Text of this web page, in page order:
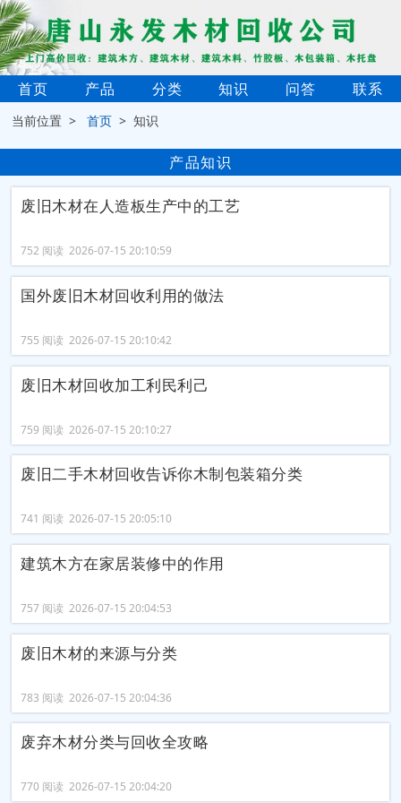
首页 产品 分类 知识 问答 联系
当前位置 >首页 > 知识
产品知识
废旧木材在人造板生产中的工艺
752 阅读 2026-07-15 20:10:59
国外废旧木材回收利用的做法
755 阅读 2026-07-15 20:10:42
废旧木材回收加工利民利己
759 阅读 2026-07-15 20:10:27
废旧二手木材回收告诉你木制包装箱分类
741 阅读 2026-07-15 20:05:10
建筑木方在家居装修中的作用
757 阅读 2026-07-15 20:04:53
废旧木材的来源与分类
783 阅读 2026-07-15 20:04:36
废弃木材分类与回收全攻略
770 阅读 2026-07-15 20:04:20